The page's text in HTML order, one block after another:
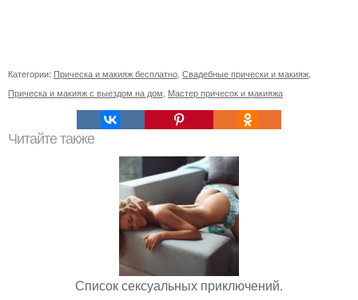
Категории: Прическа и макияж бесплатно Свадебные прически и макияж
Прическа и макияж с выездом на дом Мастер причесок и макияжа
Читайте также
Список сексуальных приключений.